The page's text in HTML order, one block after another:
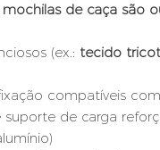
mochilas de caça são
(ex.: tecido
compatíveis
suporte de carga